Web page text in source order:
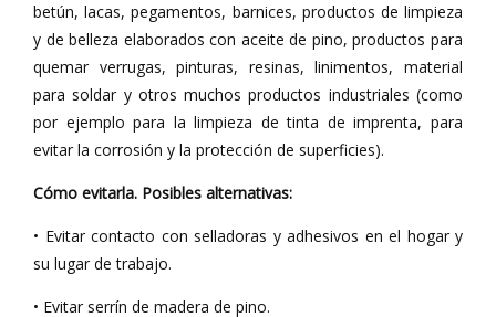
betún, lacas, pegamentos, barnices, productos de limpieza
y de belleza elaborados con aceite de pino, productos para
quemar verrugas, pinturas, resinas, linimentos, material
para soldar y otros muchos productos industriales (como
por ejemplo para la limpieza de tinta de imprenta, para
evitar la corrosión y la protección de superficies).
Cómo evitarla. Posibles alternativas:
• Evitar contacto con selladoras y adhesivos en el hogar y
su lugar de trabajo.
• Evitar serrín de madera de pino.